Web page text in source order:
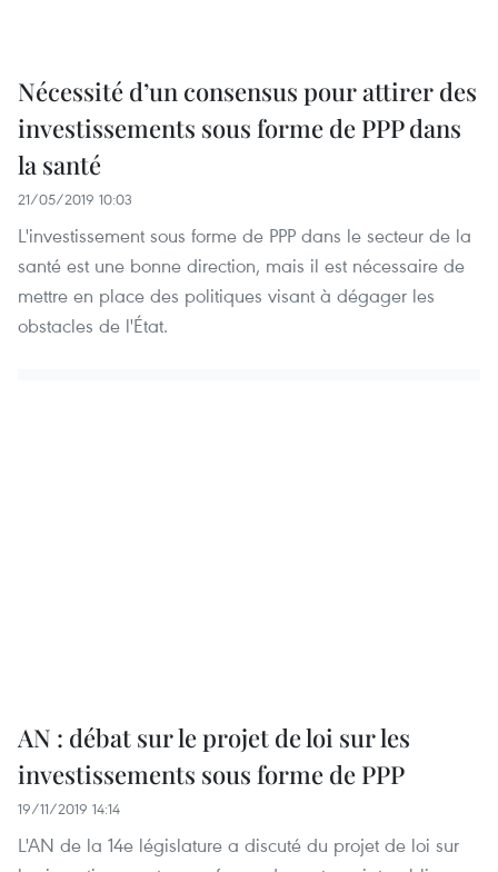
Nécessité d’un consensus pour attirer des
investissements sous forme de PPP dans
la santé
21/05/2019 10:03
L'investissement sous forme de PPP dans le secteur de la
santé est une bonne direction, mais il est nécessaire de
mettre en place des politiques visant à dégager les
obstacles de l'État.
AN : débat sur le projet de loi sur les
investissements sous forme de PPP
19/11/2019 14:14
L'AN de la 14e législature a discuté du projet de loi sur